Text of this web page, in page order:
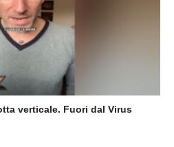
verticale. Fuori dal Virus